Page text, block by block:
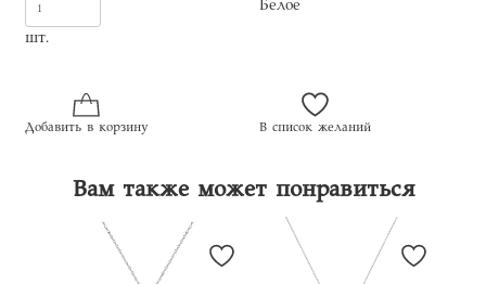
шт.
Белое
Добавить в корзину В список желаний
Вам также может понравиться